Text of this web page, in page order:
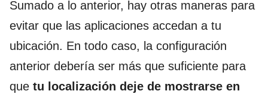
Sumado a lo anterior, hay otras maneras para
evitar que las aplicaciones accedan a tu
ubicación. En todo caso, la configuración
anterior debería ser más que suficiente para
que tu localización deje de mostrarse en